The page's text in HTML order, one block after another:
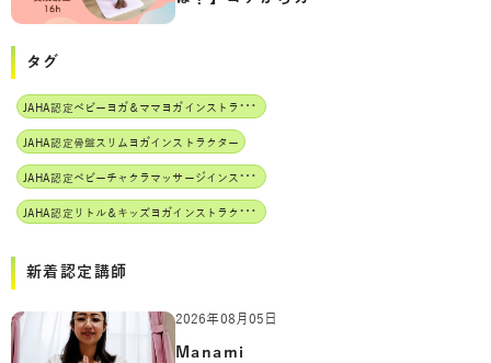
タグ
J
AHA認定ベビーヨガ＆ママヨガインストラクター
JAHA認定骨盤スリムヨガインストラクター
J
AHA認定ベビーチャクラマッサージインストラクター
J
AHA認定リトル＆キッズヨガインストラクター
新着認定講師
2026年08月05日
Manami